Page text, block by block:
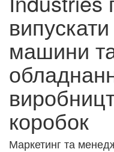
випускати
машини
коробок
Маркетинг та